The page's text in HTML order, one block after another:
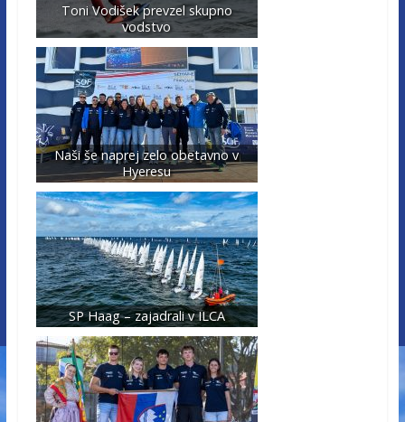
Toni Vodišek prevzel skupno
vodstvo
Naši še naprej zelo obetavno v
Hyeresu
SP Haag – zajadrali v ILCA